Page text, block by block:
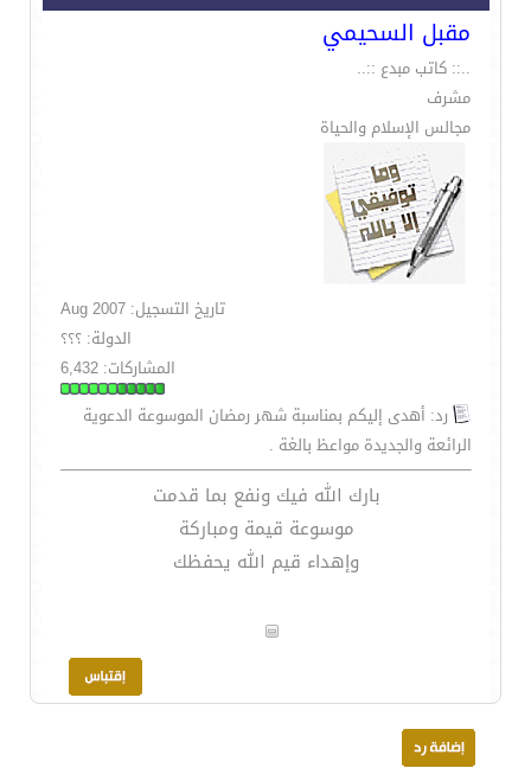
مقبل السحيمي
..:: كاتب مبدع ::..
مشرف
مجالس الإسلام والحياة
تاريخ التسجيل: Aug 2007
الدولة: ؟؟؟
المشاركات: 6,432
رد: أهدى إليكم بمناسبة شهر رمضان الموسوعة الدعوية
الرائعة والجديدة مواعظ بالغة .
بارك الله فيك ونفع بما قدمت
موسوعة قيمة ومباركة
وإهداء قيم الله يحفظك